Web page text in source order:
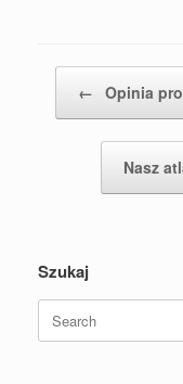
← Opinia
Nasz
Szukaj
Search
for: